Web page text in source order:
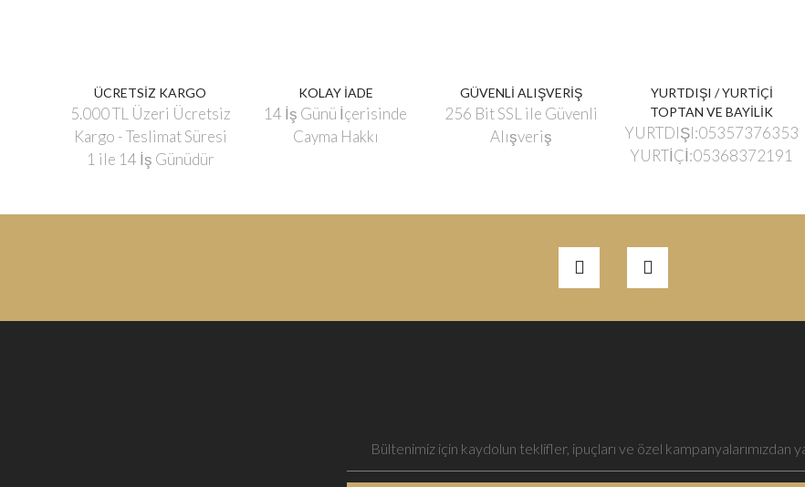
ÜCRETSİZ KARGO
5.000 TL Üzeri Ücretsiz
Kargo - Teslimat Süresi
1 ile 14 İş Günüdür
KOLAY İADE
14 İş Günü İçerisinde
Cayma Hakkı
GÜVENLİ ALIŞVERİŞ
256 Bit SSL ile Güvenli
Alışveriş
YURTDIŞI / YURTİÇİ
TOPTAN VE BAYİLİK
YURTDIŞI:05357376353
YURTİÇİ:05368372191